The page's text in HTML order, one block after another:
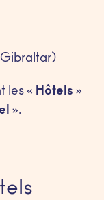
Gibraltar)
les « Hôtels »
».